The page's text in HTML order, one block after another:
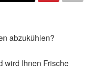
abzukühlen?
wird Ihnen Frische